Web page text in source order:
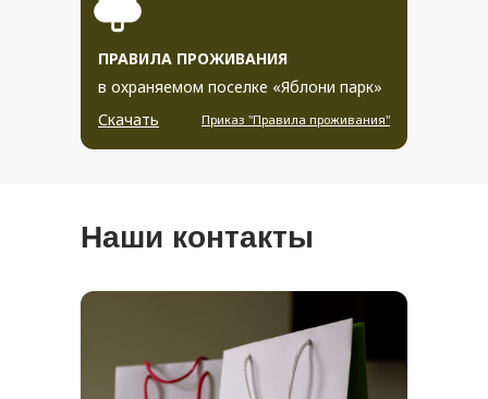
ПРАВИЛА ПРОЖИВАНИЯ
в охраняемом поселке «Яблони парк»
Скачать
Приказ "Правила проживания"
Наши контакты